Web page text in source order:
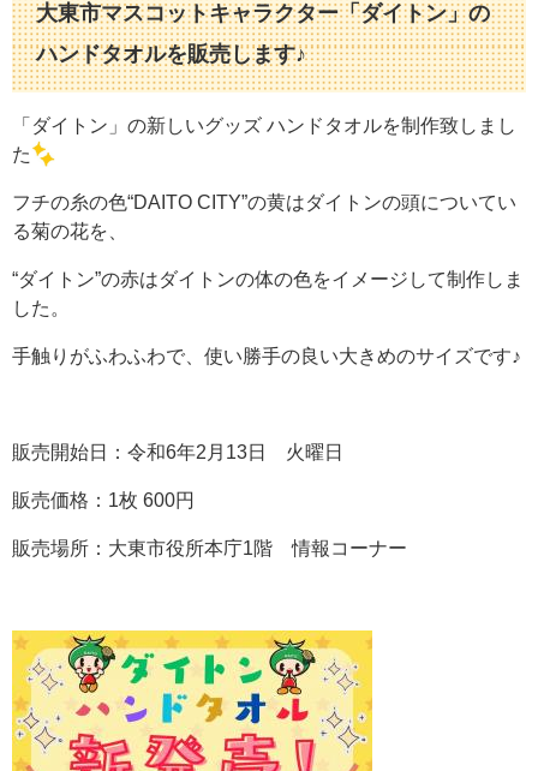
大東市マスコットキャラクター「ダイトン」の
ハンドタオルを販売します♪
「ダイトン」の新しいグッズ ハンドタオルを制作致しまし
た
フチの糸の色“DAITO CITY”の黄はダイトンの頭についてい
る菊の花を、
“ダイトン”の赤はダイトンの体の色をイメージして制作しま
した。
手触りがふわふわで、使い勝手の良い大きめのサイズです♪
販売開始日：令和6年2月13日 火曜日
販売価格：1枚 600円
販売場所：大東市役所本庁1階 情報コーナー